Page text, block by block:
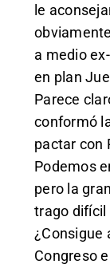
le
a medio
en plan
Parece
conformó
pactar con
Podemos
pero la
trago difícil
¿Consigue
Congreso